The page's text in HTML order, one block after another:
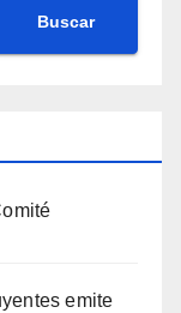
Buscar
emite